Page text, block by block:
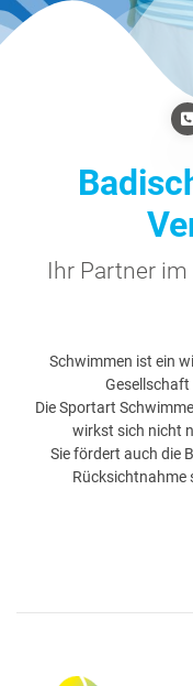
Ihr Partner
Schwimmen ist ein
Die Sportart
wirkst sich nicht
Sie fördert auch die
Rücksichtnahme